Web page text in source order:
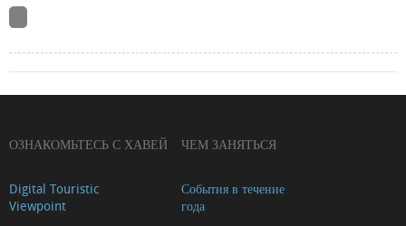
ОЗНАКОМЬТЕСЬ С ХАВЕЙ
Digital Touristic
Viewpoint
ЧЕМ ЗАНЯТЬСЯ
События в течение
года